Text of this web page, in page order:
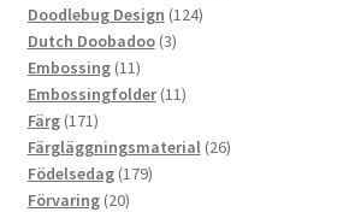
Doodlebug Design 124124
Dutch Doobadoo 33
Embossing 1111
produkter
Embossingfolder 1111
Färg 171171
produkter
Färgläggningsmaterial 2626
Födelsedag 179179
Förvaring 2020